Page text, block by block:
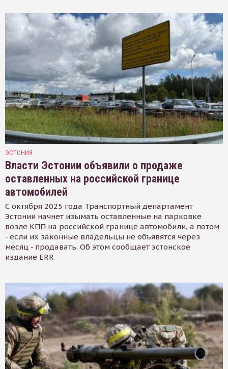
ЭСТОНИЯ
Власти Эстонии объявили о продаже
оставленных на российской границе
автомобилей
С октября 2025 года Транспортный департамент
Эстонии начнет изымать оставленные на парковке
возле КПП на российской границе автомобили, а потом
- если их законные владельцы не объявятся через
месяц - продавать. Об этом сообщает эстонское
издание ERR